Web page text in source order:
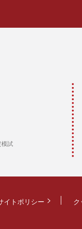
試
イトポリシー